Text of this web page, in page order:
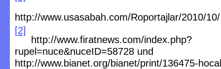
http://www.usasabah.com/Roportajlar/2010/
[2]
http://www.firatnews.com/index.php?
rupel=nuce&nuceID=58728 und
http://www.bianet.org/bianet/print/136475-